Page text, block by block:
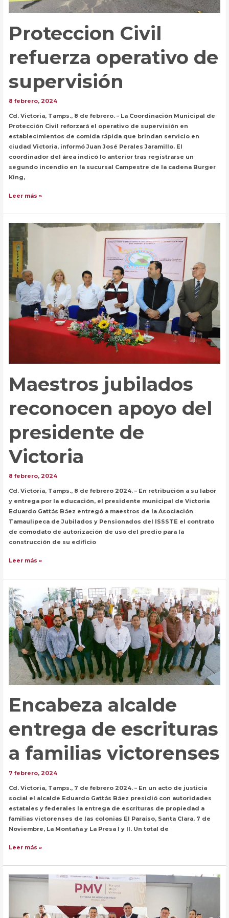
Proteccion Civil
refuerza operativo de
supervisión
8 febrero, 2024
Cd. Victoria, Tamps., 8 de febrero. – La Coordinación Municipal de
Protección Civil reforzará el operativo de supervisión en
establecimientos de comida rápida que brindan servicio en
ciudad Victoria, informó Juan José Perales Jaramillo. El
coordinador del área indicó lo anterior tras registrarse un
segundo incendio en la sucursal Campestre de la cadena Burger
King,
Proteccion
refuerza
operativo
de
supervisión
Leer más »
Maestros jubilados
reconocen apoyo del
presidente de
Victoria
8 febrero, 2024
Cd. Victoria, Tamps., 8 de febrero 2024. – En retribución a su labor
y entrega por la educación, el presidente municipal de Victoria
Eduardo Gattás Báez entregó a maestros de la Asociación
Tamaulipeca de Jubilados y Pensionados del ISSSTE el contrato
de comodato de autorización de uso del predio para la
construcción de su edificio
Maestros
reconocen
apoyo
del
presidente
de
Victoria
Leer más »
Encabeza alcalde
entrega de escrituras
a familias victorenses
7 febrero, 2024
Cd. Victoria, Tamps., 7 de febrero 2024. – En un acto de justicia
social el alcalde Eduardo Gattás Báez presidió con autoridades
estatales y federales la entrega de escrituras de propiedad a
familias victorenses de las colonias El Paraíso, Santa Clara, 7 de
Noviembre, La Montaña y La Presa I y II. Un total de
Encabeza
entrega
de
Leer más »